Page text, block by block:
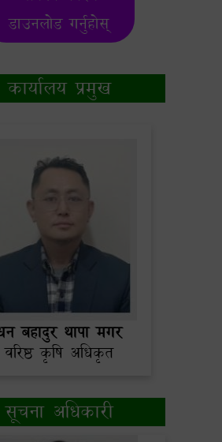
डाउनलोड गर्नुहोस्
कार्यालय प्रमुख
बहादुर थापा मगर
वरिष्ठ कृषि अधिकृत
सूचना अधिकारी